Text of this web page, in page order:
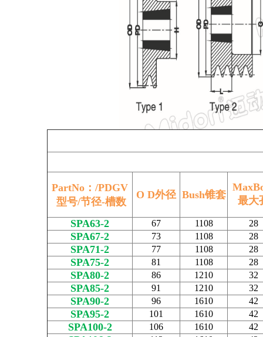
PartNo：/PDGV
型号/节径-槽数
O D外径 Bush锥套
最大
SPA63-2
67 1108 28
SPA67-2 73 1108 28
SPA71-2 77 1108 28
SPA75-2 81 1108 28
SPA80-2 86 1210 32
SPA85-2 91 1210 32
SPA90-2 96 1610 42
SPA95-2 101 1610 42
SPA100-2 106 1610 42